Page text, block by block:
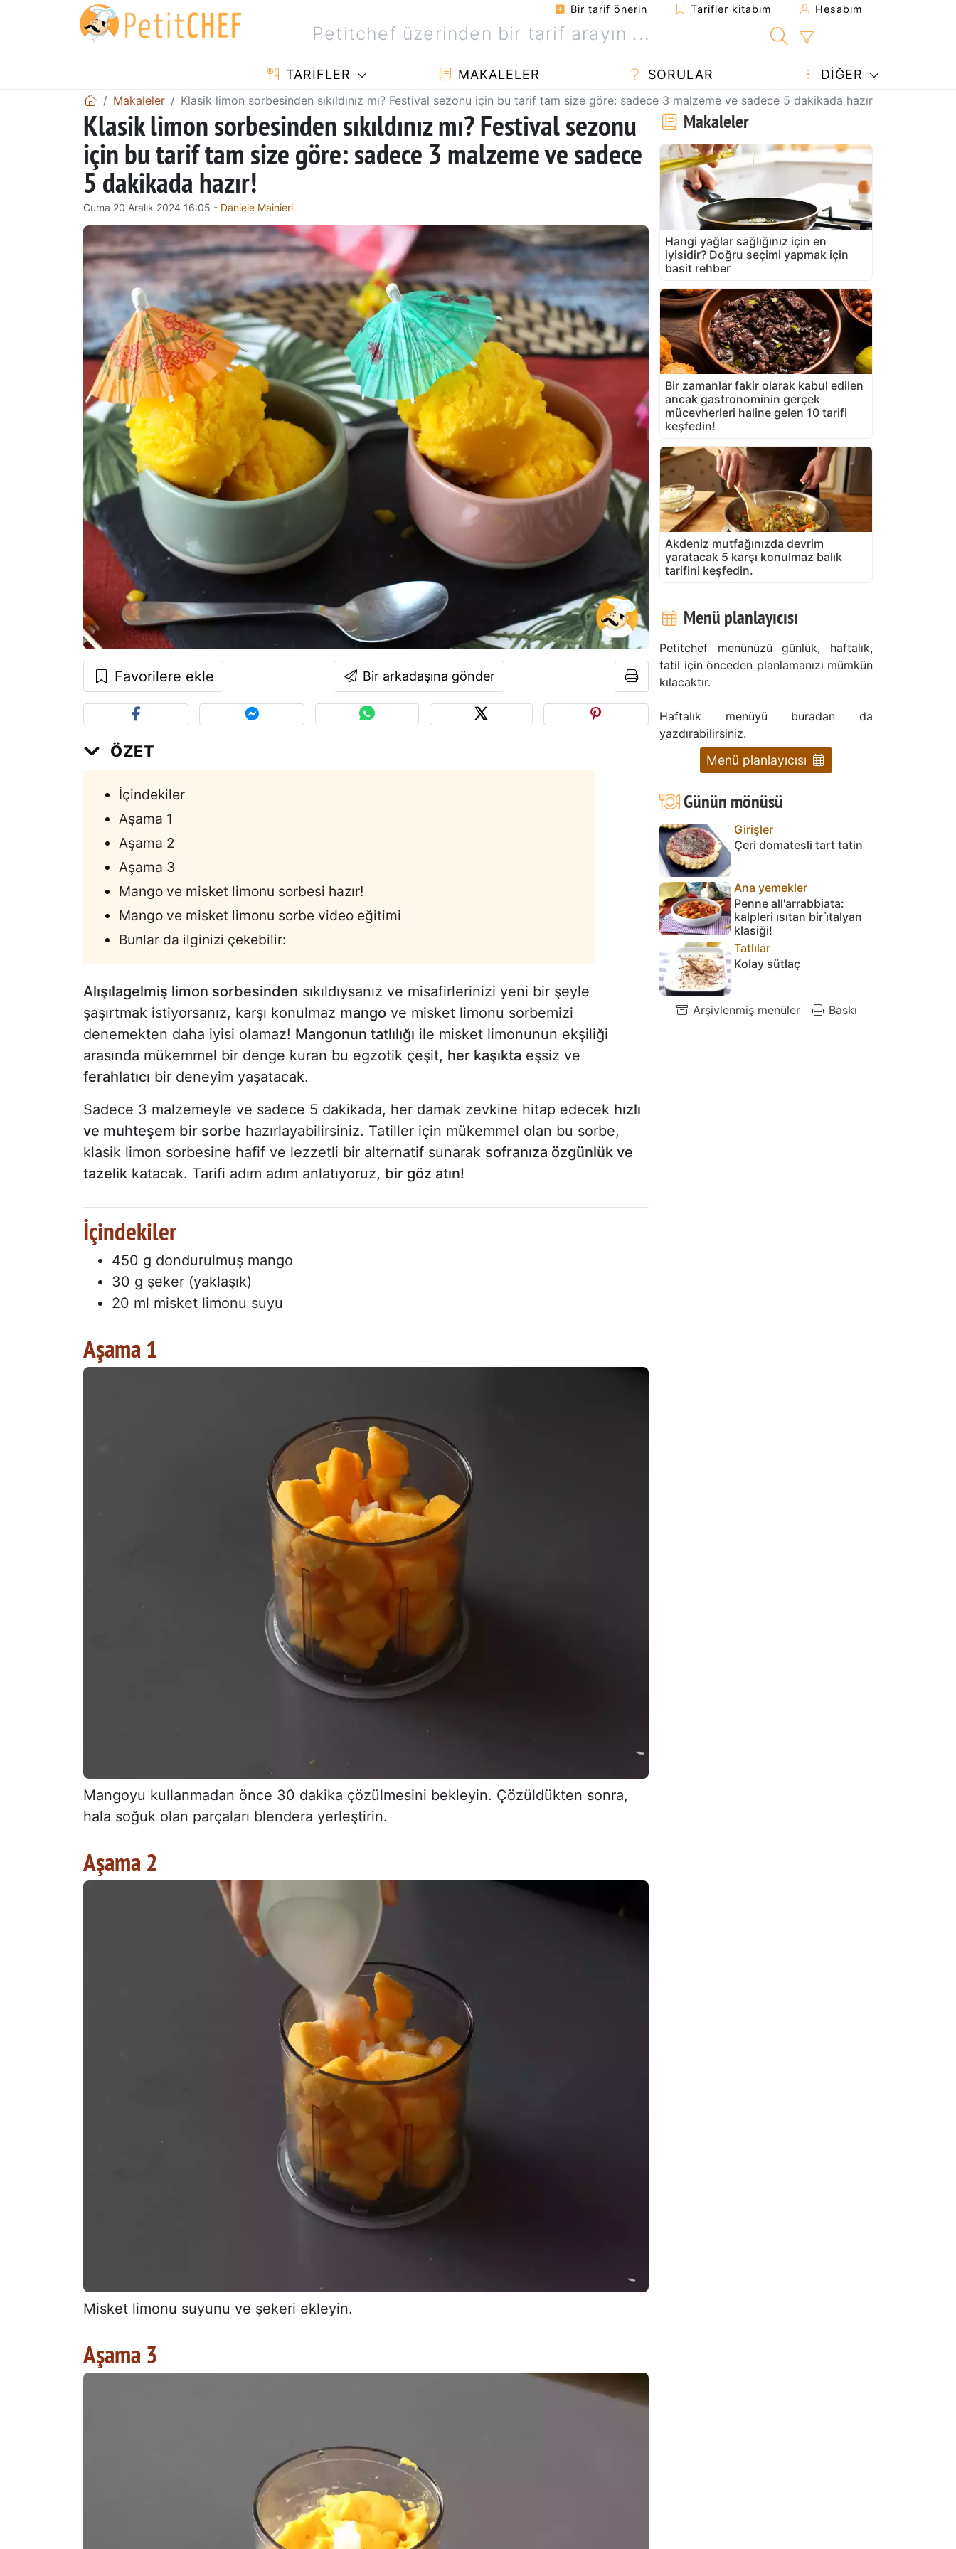
Bir tarif önerin Tarifler kitabım Hesabım
TARIFLER MAKALELER SORULAR DIĞER
Makaleler Klasik limon sorbesinden sıkıldınız mı? Festival sezonu için bu tarif tam size göre: sadece 3 malzeme ve sadece 5 dakikada hazır!
Klasik limon sorbesinden sıkıldınız mı? Festival sezonu
için bu tarif tam size göre: sadece 3 malzeme ve sadece
5 dakikada hazır!
Cuma 20 Aralık 2024 16:05 - Daniele Mainieri
Favorilere ekle Bir arkadaşına gönder
ÖZET
İçindekiler
Aşama 1
Aşama 2
Aşama 3
Mango ve misket limonu sorbesi hazır!
Mango ve misket limonu sorbe video eğitimi
Bunlar da ilginizi çekebilir:
Alışılagelmiş limon sorbesinden sıkıldıysanız ve misafirlerinizi yeni bir şeyle
şaşırtmak istiyorsanız, karşı konulmaz mango ve misket limonu sorbemizi
denemekten daha iyisi olamaz! Mangonun tatlılığı ile misket limonunun ekşiliği
arasında mükemmel bir denge kuran bu egzotik çeşit, her kaşıkta eşsiz ve
ferahlatıcı bir deneyim yaşatacak.
Sadece 3 malzemeyle ve sadece 5 dakikada, her damak zevkine hitap edecek hızlı
ve muhteşem bir sorbe hazırlayabilirsiniz. Tatiller için mükemmel olan bu sorbe,
klasik limon sorbesine hafif ve lezzetli bir alternatif sunarak sofranıza özgünlük ve
tazelik katacak. Tarifi adım adım anlatıyoruz, bir göz atın!
İçindekiler
450 g dondurulmuş mango
30 g şeker (yaklaşık)
20 ml misket limonu suyu
Aşama 1
Mangoyu kullanmadan önce 30 dakika çözülmesini bekleyin. Çözüldükten sonra,
hala soğuk olan parçaları blendera yerleştirin.
Aşama 2
Misket limonu suyunu ve şekeri ekleyin.
Aşama 3
Makaleler
Hangi yağlar sağlığınız için en
iyisidir? Doğru seçimi yapmak için
basit rehber
Bir zamanlar fakir olarak kabul edilen
ancak gastronominin gerçek
mücevherleri haline gelen 10 tarifi
keşfedin!
Akdeniz mutfağınızda devrim
yaratacak 5 karşı konulmaz balık
tarifini keşfedin.
Menü planlayıcısı
Petitchef menünüzü günlük, haftalık,
tatil için önceden planlamanızı mümkün
kılacaktır.
Haftalık menüyü buradan da
yazdırabilirsiniz.
Menü planlayıcısı
Günün mönüsü
Girişler
Çeri domatesli tart tatin
Ana yemekler
Penne all'arrabbiata:
kalpleri ısıtan bir i̇talyan
klasiği!
Tatlılar
Kolay sütlaç
Arşivlenmiş menüler Baskı